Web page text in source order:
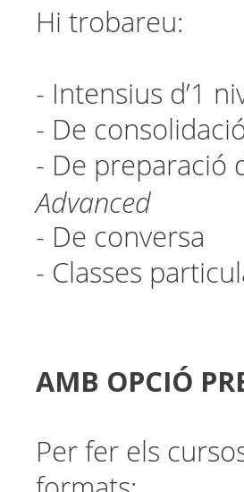
Hi trobareu:
- Intensius d’1
- De
- De preparació
Advanced
- De conversa
- Classes
AMB OPCIÓ
Per fer els